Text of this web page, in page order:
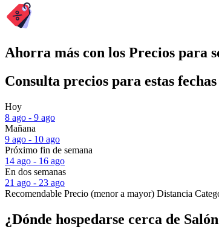
Ahorra más con los Precios para
Consulta precios para estas fechas
Hoy
8 ago - 9 ago
Mañana
9 ago - 10 ago
Próximo fin de semana
14 ago - 16 ago
En dos semanas
21 ago - 23 ago
Recomendable Precio (menor a mayor) Distancia
¿Dónde hospedarse cerca de